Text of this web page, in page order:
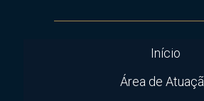
Início
Área de